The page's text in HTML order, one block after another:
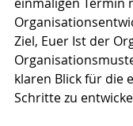
Ziel, Euer Ist der
klaren Blick für die
Schritte zu